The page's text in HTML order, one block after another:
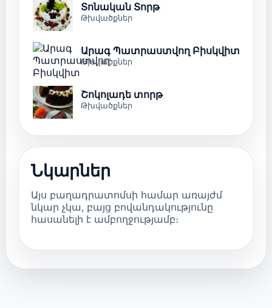
Տոնական Տորթ
Թխվածքներ
Արագ Պատրաստվող Բիսկվիտ
Թխվածքներ
Շոկոլադե տորթ
Թխվածքներ
Նկարներ
Այս բաղադրատոմսի համար առայժմ
նկար չկա, բայց բովանդակությունը
հասանելի է ամբողջությամբ։